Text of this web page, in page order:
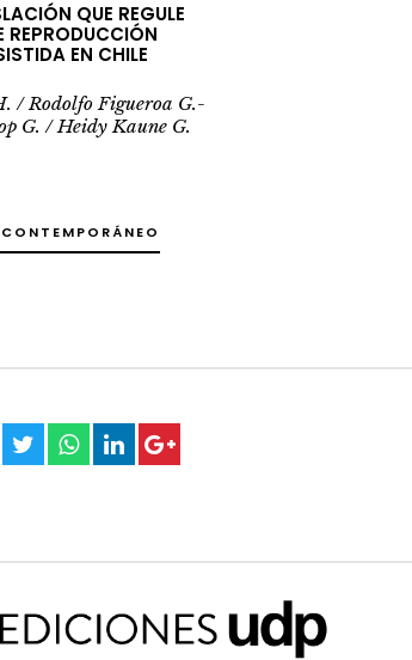
QUE REGULE
REPRODUCCIÓN
EN CHILE
/ Rodolfo Figueroa G.-
G. / Heidy Kaune G.